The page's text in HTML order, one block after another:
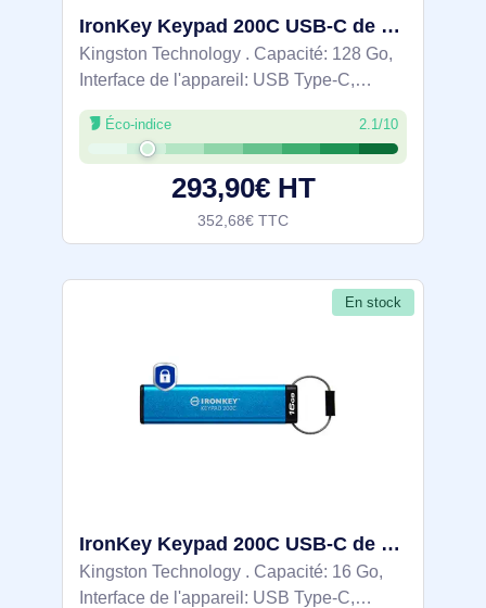
IronKey Keypad 200C USB-C de 128 Go, FIPS 140-3 niveau 3 AES-256 - IKKP200C/128GB
Kingston Technology . Capacité: 128 Go,
Interface de l'appareil: USB Type-C,
Version USB: 3.2 Gen 1 (3.1 Gen 1),
Vitesse de lecture: 280 Mo/s, Vitesse
d'écriture: 200 Mo/s. Format: Gaine.
Éco-indice 2.1/10
293,90€ HT
352,68€ TTC
En stock
IronKey Keypad 200C USB-C de 16 Go, FIPS 140-3 niveau 3 AES-256 - IKKP200C/16GB
Kingston Technology . Capacité: 16 Go,
Interface de l'appareil: USB Type-C,